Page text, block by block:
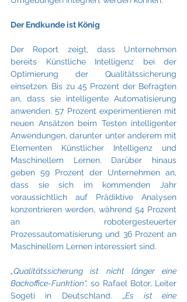
Der Endkunde ist König
Der Report zeigt, dass Unternehmen
bereits Künstliche Intelligenz bei der
Optimierung der Qualitätssicherung
einsetzen. Bis zu 45 Prozent der Befragten
an, dass sie intelligente Automatisierung
anwenden. 57 Prozent experimentieren mit
neuen Ansätzen beim Testen intelligenter
Anwendungen, darunter unter anderem mit
Elementen Künstlicher Intelligenz und
Maschinellem Lernen. Darüber hinaus
geben 59 Prozent der Unternehmen an,
dass sie sich im kommenden Jahr
voraussichtlich auf Prädiktive Analysen
konzentrieren werden, während 54 Prozent
an robotergesteuerter
Prozessautomatisierung und 36 Prozent an
Maschinellem Lernen interessiert sind.
„Qualitätssicherung ist nicht länger eine
Backoffice-Funktion“, so Rafael Botor, Leiter
Sogeti in Deutschland. „Es ist eine